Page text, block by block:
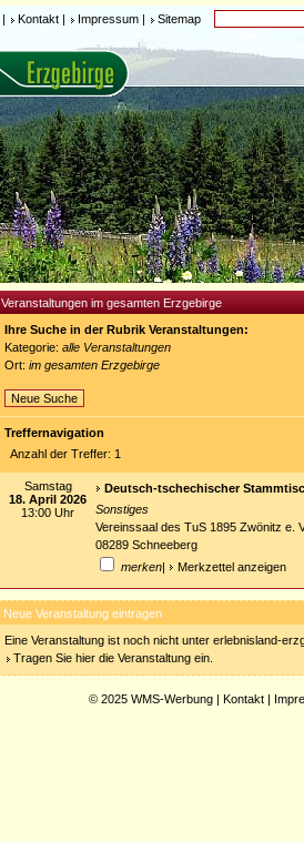
| Kontakt | Impressum | Sitemap
Veranstaltungen im gesamten Erzgebirge
Ihre Suche in der Rubrik Veranstaltungen:
Kategorie: alle Veranstaltungen
Ort: im gesamten Erzgebirge
Neue Suche
Treffernavigation
Anzahl der Treffer: 1
Samstag
18. April 2026
13:00 Uhr
Deutsch-tschechischer
Sonstiges
Vereinssaal des TuS 1895 Zwönitz e.
08289 Schneeberg
merken| Merkzettel anzeigen
Neue Veranstaltung eintragen
Eine Veranstaltung ist noch nicht unter erlebnisland-
Tragen Sie hier die Veranstaltung ein.
© 2025 WMS-Werbung | Kontakt |